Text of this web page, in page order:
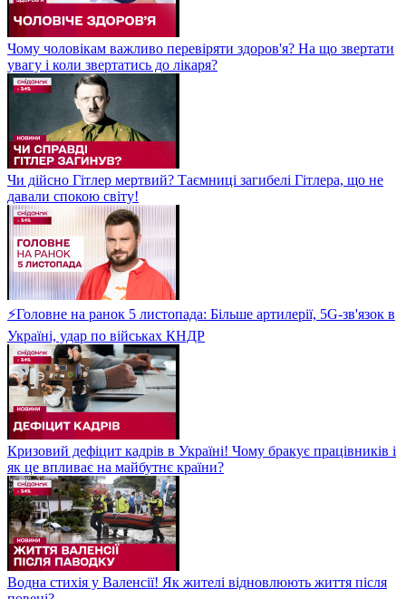
Чому чоловікам важливо перевіряти здоров'я? На що звертати
увагу і коли звертатись до лікаря?
Чи дійсно Гітлер мертвий? Таємниці загибелі Гітлера, що не
давали спокою світу!
⚡Головне на ранок 5 листопада: Більше артилерії, 5G-зв'язок в
Україні, удар по військах КНДР
Кризовий дефіцит кадрів в Україні! Чому бракує працівників і
як це впливає на майбутнє країни?
Водна стихія у Валенсії! Як жителі відновлюють життя після